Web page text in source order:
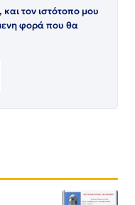
τον ιστότοπο μου
φορά που θα